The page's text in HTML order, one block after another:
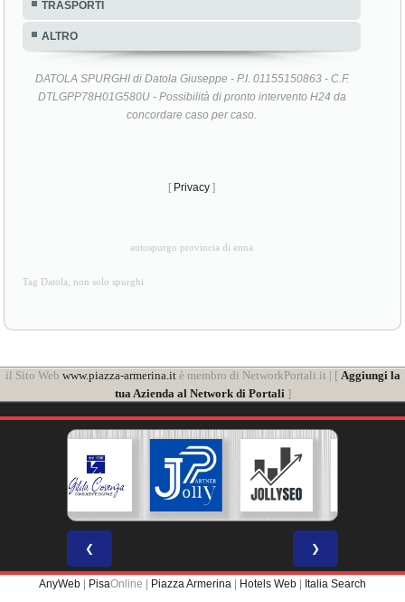
DATOLA SPURGHI di Datola Giuseppe - P.I. 01155150863 - C.F.
DTLGPP78H01G580U - Possibilità di pronto intervento H24 da
www.piazza-armerina.it è membro di NetworkPortali.it | [
Aggiungi la
tua Azienda al Network di Portali]